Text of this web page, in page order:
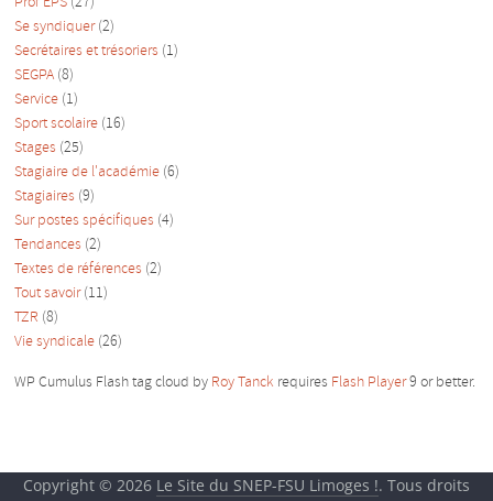
Se syndiquer(2)
Secrétaires et trésoriers (1)
SEGPA (8)
Service (1)
Sport scolaire (16)
Stages (25)
Stagiaire de l'académie (6)
Stagiaires (9)
Sur postes spécifiques (4)
Tendances (2)
Textes de références (2)
Tout savoir(11)
TZR (8)
Vie syndicale (26)
WP Cumulus Flash tag cloud by Roy Tanck requires Flash Player9 or better.
Copyright © 2026 Le Site du SNEP-FSU Limoges !. Tous droits